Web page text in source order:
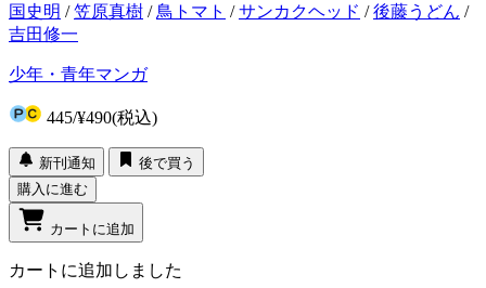
国史明 /笠原真樹 / 鳥トマト /サンカクヘッド /後藤うどん /
吉田修一
少年・青年マンガ
445/¥490(税込)
新刊通知
後で買う
購入に進む
カートに追加
カートに追加しました